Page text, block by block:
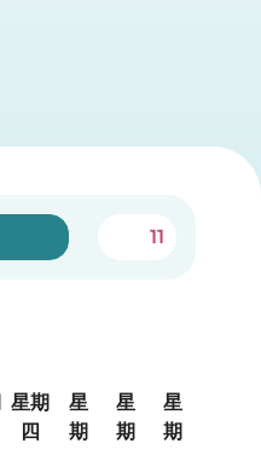
11
星期
四
星
期
星
期
星
期